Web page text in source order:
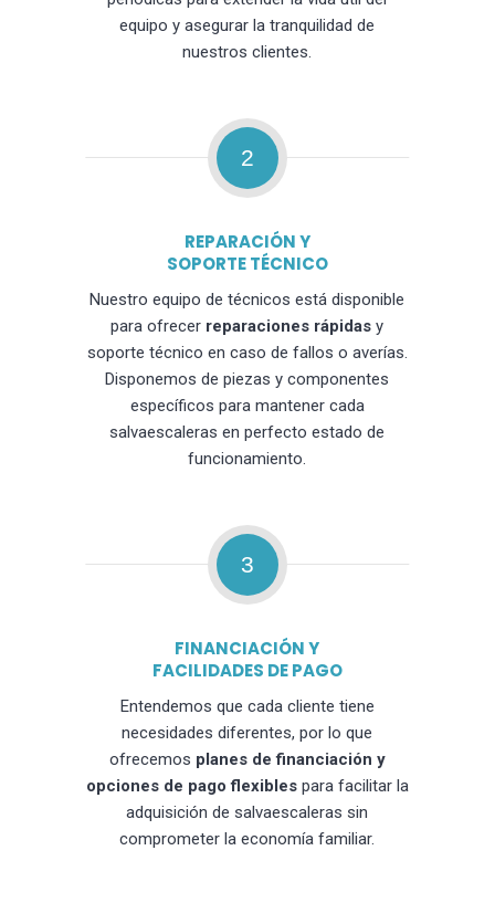
equipo y asegurar la tranquilidad de
nuestros clientes.
2
REPARACIÓN Y
SOPORTE TÉCNICO
Nuestro equipo de técnicos está disponible
para ofrecer reparaciones rápidas y
soporte técnico en caso de fallos o averías.
Disponemos de piezas y componentes
específicos para mantener cada
salvaescaleras en perfecto estado de
funcionamiento.
3
FINANCIACIÓN Y
FACILIDADES DE PAGO
Entendemos que cada cliente tiene
necesidades diferentes, por lo que
ofrecemos planes de financiación y
opciones de pago flexiblespara facilitar la
adquisición de salvaescaleras sin
comprometer la economía familiar.